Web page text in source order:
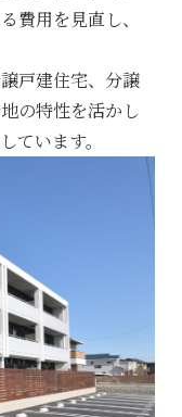
費用を見直し、
戸建住宅、分譲
の特性を活かし
ています。